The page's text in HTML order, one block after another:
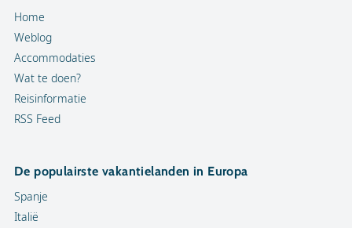
Home
Weblog
Accommodaties
Wat te doen?
Reisinformatie
RSS Feed
De populairste vakantielanden in Europa
Spanje
Italië